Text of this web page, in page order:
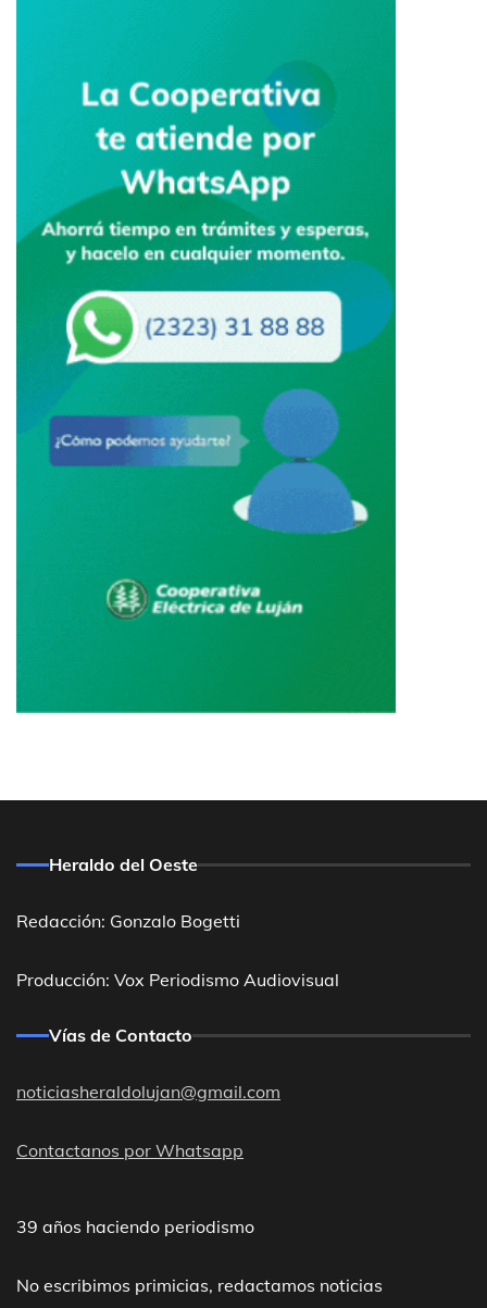
Heraldo del Oeste
Redacción: Gonzalo Bogetti
Producción: Vox Periodismo Audiovisual
Vías de Contacto
noticiasheraldolujan@gmail.com
Contactanos por Whatsapp
39 años haciendo periodismo
No escribimos primicias, redactamos noticias